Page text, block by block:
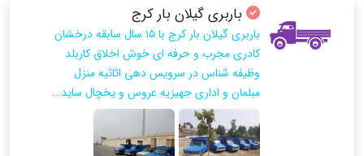
باربری گیلان بار کرج
باربری گیلان بار کرج با ۱۵ سال سابقه درخشان
کادری مجرب و حرفه ای خوش اخلاق کاربلد
وظیفه شناس در سرویس دهی اثاثيه منزل
مبلمان و اداری جهیزیه عروس و یخچال ساید...